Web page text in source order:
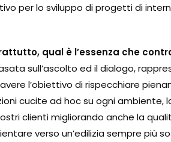
per lo sviluppo di progetti di
qual è l’essenza che
sull’ascolto ed il dialogo,
l’obiettivo di rispecchiare
cucite ad hoc su ogni
clienti migliorando anche la
verso un’edilizia sempre più